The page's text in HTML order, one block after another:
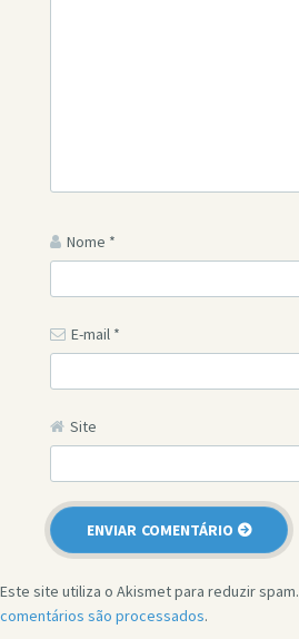
Nome *
E-mail *
Site
Este site utiliza o Akismet para reduzir spam.
comentários são processados.